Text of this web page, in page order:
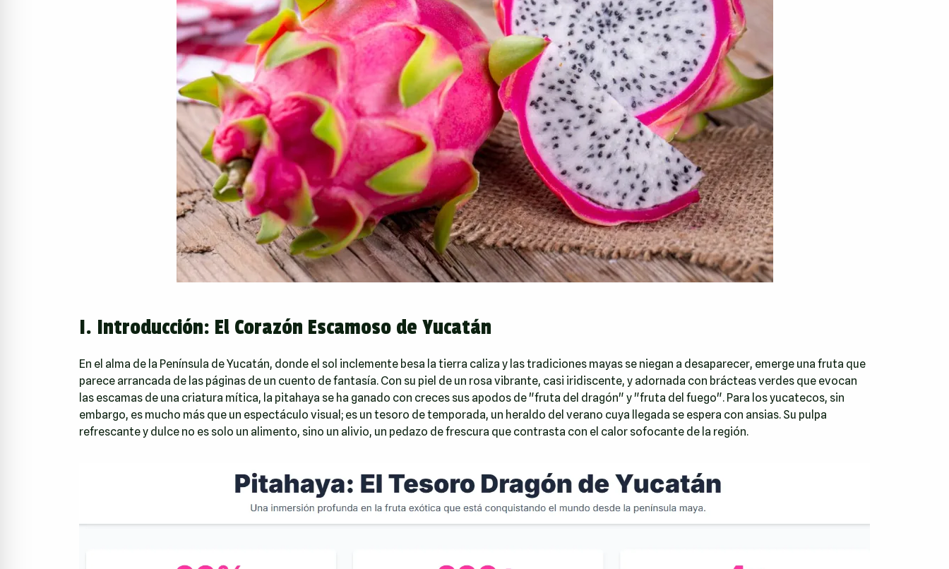
I. Introducción: El Corazón Escamoso de Yucatán
En el alma de la Península de Yucatán, donde el sol inclemente besa la tierra caliza y las tradiciones mayas se niegan a desaparecer, emerge una fruta que
parece arrancada de las páginas de un cuento de fantasía. Con su piel de un rosa vibrante, casi iridiscente, y adornada con brácteas verdes que evocan
las escamas de una criatura mítica, la pitahaya se ha ganado con creces sus apodos de "fruta del dragón" y "fruta del fuego". Para los yucatecos, sin
embargo, es mucho más que un espectáculo visual; es un tesoro de temporada, un heraldo del verano cuya llegada se espera con ansias. Su pulpa
refrescante y dulce no es solo un alimento, sino un alivio, un pedazo de frescura que contrasta con el calor sofocante de la región.